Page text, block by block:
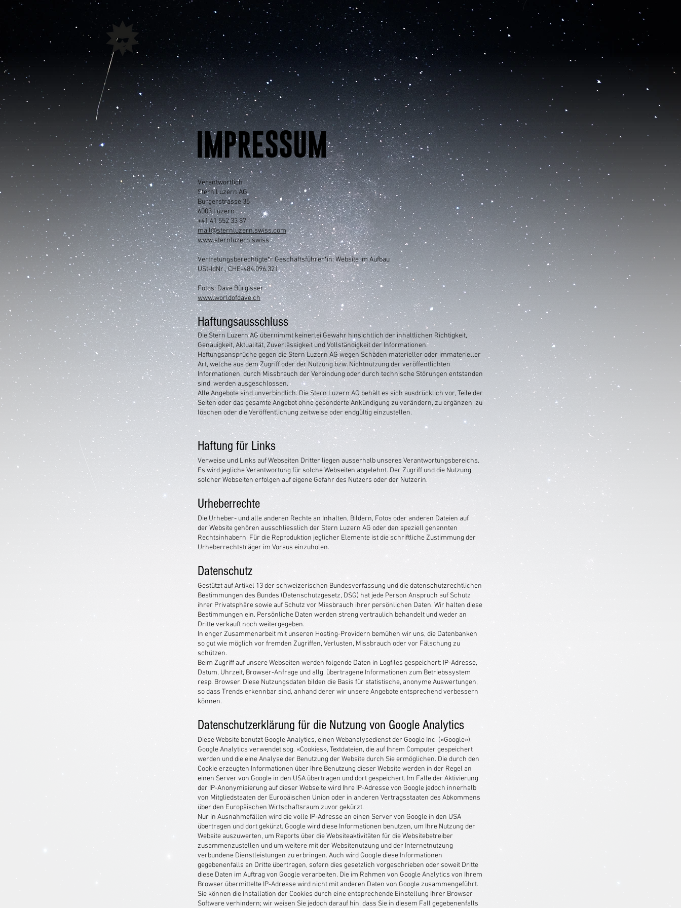
IMPRESSUM
Verantwortlich
Stern Luzern AG
Burgerstrasse 35
6003 Luzern
+41 41 552 33 87
mail@sternluzern.swiss.com
www.sternluzern.swiss
Vertretungsberechtigte*r Geschäftsführer*in: Website im Aufbau
USt-IdNr., CHE-484.096.321
Fotos: Dave Bürgisser
www.worldofdave.ch
Haftungsausschluss
Die Stern Luzern AG übernimmt keinerlei Gewähr hinsichtlich der inhaltlichen Richtigkeit,
Genauigkeit, Aktualität, Zuverlässigkeit und Vollständigkeit der Informationen.
Haftungsansprüche gegen die Stern Luzern AG wegen Schäden materieller oder immaterieller
Art, welche aus dem Zugriff oder der Nutzung bzw. Nichtnutzung der veröffentlichten
Informationen, durch Missbrauch der Verbindung oder durch technische Störungen entstanden
sind, werden ausgeschlossen.
Alle Angebote sind unverbindlich. Die Stern Luzern AG behält es sich ausdrücklich vor, Teile der
Seiten oder das gesamte Angebot ohne gesonderte Ankündigung zu verändern, zu ergänzen, zu
löschen oder die Veröffentlichung zeitweise oder endgültig einzustellen.
Haftung für Links
Verweise und Links auf Webseiten Dritter liegen ausserhalb unseres Verantwortungsbereichs.
Es wird jegliche Verantwortung für solche Webseiten abgelehnt. Der Zugriff und die Nutzung
solcher Webseiten erfolgen auf eigene Gefahr des Nutzers oder der Nutzerin.
Urheberrechte
Die Urheber- und alle anderen Rechte an Inhalten, Bildern, Fotos oder anderen Dateien auf
der Website gehören ausschliesslich der Stern Luzern AG oder den speziell genannten
Rechtsinhabern. Für die Reproduktion jeglicher Elemente ist die schriftliche Zustimmung der
Urheberrechtsträger im Voraus einzuholen.
Datenschutz
Gestützt auf Artikel 13 der schweizerischen Bundesverfassung und die datenschutzrechtlichen
Bestimmungen des Bundes (Datenschutzgesetz, DSG) hat jede Person Anspruch auf Schutz
ihrer Privatsphäre sowie auf Schutz vor Missbrauch ihrer persönlichen Daten. Wir halten diese
Bestimmungen ein. Persönliche Daten werden streng vertraulich behandelt und weder an
Dritte verkauft noch weitergegeben.
In enger Zusammenarbeit mit unseren Hosting-Providern bemühen wir uns, die Datenbanken
so gut wie möglich vor fremden Zugriffen, Verlusten, Missbrauch oder vor Fälschung zu
schützen.
Beim Zugriff auf unsere Webseiten werden folgende Daten in Logfiles gespeichert: IP-Adresse,
Datum, Uhrzeit, Browser-Anfrage und allg. übertragene Informationen zum Betriebssystem
resp. Browser. Diese Nutzungsdaten bilden die Basis für statistische, anonyme Auswertungen,
so dass Trends erkennbar sind, anhand derer wir unsere Angebote entsprechend verbessern
können.
Datenschutzerklärung für die Nutzung von Google Analytics
Diese Website benutzt Google Analytics, einen Webanalysedienst der Google Inc. («Google»).
Google Analytics verwendet sog. «Cookies», Textdateien, die auf Ihrem Computer gespeichert
werden und die eine Analyse der Benutzung der Website durch Sie ermöglichen. Die durch den
Cookie erzeugten Informationen über Ihre Benutzung dieser Website werden in der Regel an
einen Server von Google in den USA übertragen und dort gespeichert. Im Falle der Aktivierung
der IP-Anonymisierung auf dieser Webseite wird Ihre IP-Adresse von Google jedoch innerhalb
von Mitgliedstaaten der Europäischen Union oder in anderen Vertragsstaaten des Abkommens
über den Europäischen Wirtschaftsraum zuvor gekürzt.
Nur in Ausnahmefällen wird die volle IP-Adresse an einen Server von Google in den USA
übertragen und dort gekürzt. Google wird diese Informationen benutzen, um Ihre Nutzung der
Website auszuwerten, um Reports über die Websiteaktivitäten für die Websitebetreiber
zusammenzustellen und um weitere mit der Websitenutzung und der Internetnutzung
verbundene Dienstleistungen zu erbringen. Auch wird Google diese Informationen
gegebenenfalls an Dritte übertragen, sofern dies gesetzlich vorgeschrieben oder soweit Dritte
diese Daten im Auftrag von Google verarbeiten. Die im Rahmen von Google Analytics von Ihrem
Browser übermittelte IP-Adresse wird nicht mit anderen Daten von Google zusammengeführt.
Sie können die Installation der Cookies durch eine entsprechende Einstellung Ihrer Browser
Software verhindern; wir weisen Sie jedoch darauf hin, dass Sie in diesem Fall gegebenenfalls